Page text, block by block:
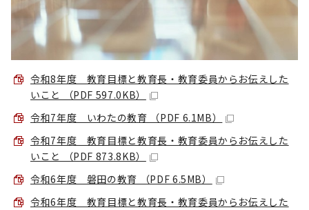
令和8年度 教育目標と教育長・教育委員からお伝えした
いこと （PDF 597.0KB）
令和7年度 いわたの教育 （PDF 6.1MB）
令和7年度 教育目標と教育長・教育委員からお伝えした
いこと （PDF 873.8KB）
令和6年度 磐田の教育 （PDF 6.5MB）
令和6年度 教育目標と教育長・教育委員からお伝えした